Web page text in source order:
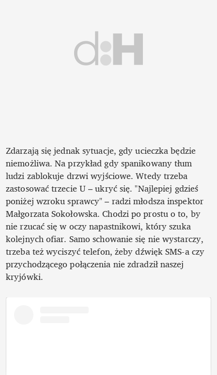
Zdarzają się jednak sytuacje, gdy ucieczka będzie
niemożliwa. Na przykład gdy spanikowany tłum
ludzi zablokuje drzwi wyjściowe. Wtedy trzeba
zastosować trzecie U – ukryć się. "Najlepiej gdzieś
poniżej wzroku sprawcy" – radzi młodsza inspektor
Małgorzata Sokołowska. Chodzi po prostu o to, by
nie rzucać się w oczy napastnikowi, który szuka
kolejnych ofiar. Samo schowanie się nie wystarczy,
trzeba też wyciszyć telefon, żeby dźwięk SMS-a czy
przychodzącego połączenia nie zdradził naszej
kryjówki.